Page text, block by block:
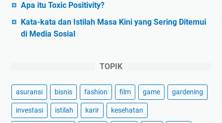
Apa itu Toxic Positivity?
Kata-kata dan Istilah Masa Kini yang Sering Ditemui
di Media Sosial
TOPIK
asuransi bisnis fashion film game gardening
investasi istilah karir kesehatan